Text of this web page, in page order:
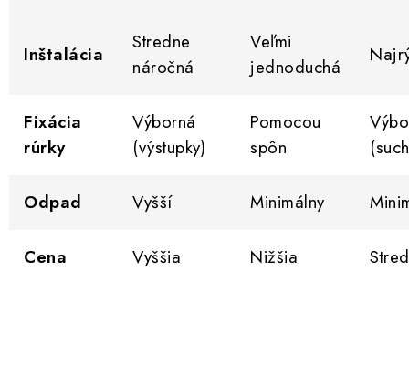
Inštalácia
Stredne
náročná
Veľmi
jednoduchá
Fixácia
rúrky
Výborná
(výstupky)
Pomocou
spôn
Odpad Vyšší Minimálny
Cena Vyššia Nižšia